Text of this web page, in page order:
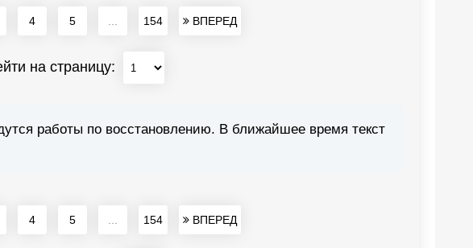
4 5 154 ВПЕРЕД
на страницу:
работы по восстановлению. В ближайшее время текст
4 5 154 ВПЕРЕД